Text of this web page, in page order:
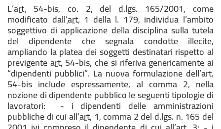
L’art. 54-bis, co. 2, del d.lgs. 165/2001, come
modificato dall’art. 1 della l. 179, individua l’ambito
soggettivo di applicazione della disciplina sulla tutela
del dipendente che segnala condotte illecite,
ampliando la platea dei soggetti destinatari rispetto al
previgenteart. 54-bis, che si riferiva genericamente ai
“dipendenti pubblici”. La nuova formulazione dell’art.
54-bis include espressamente, al comma 2, nella
nozione di dipendente pubblico le seguenti tipologie di
lavoratori: - i dipendenti delle amministrazioni
pubbliche di cui all’art. 1, comma 2 del d.lgs. n. 165 del